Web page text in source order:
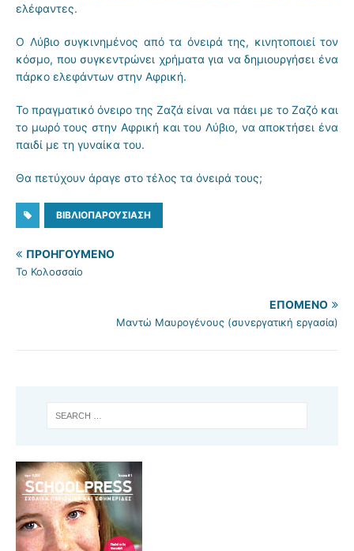
ελέφαντες.
Ο Λύβιο συγκινημένος από τα όνειρά της, κινητοποιεί τον
κόσμο, που συγκεντρώνει χρήματα για να δημιουργήσει ένα
πάρκο ελεφάντων στην Αφρική.
Το πραγματικό όνειρο της Ζαζά είναι να πάει με το Ζαζό και
το μωρό τους στην Αφρική και του Λύβιο, να αποκτήσει ένα
παιδί με τη γυναίκα του.
Θα πετύχουν άραγε στο τέλος τα όνειρά τους;
ΒΙΒΛΙΟΠΑΡΟΥΣΊΑΣΗ
ΠΡΟΗΓΟΎΜΕΝΟ
Το Κολοσσαίο
ΕΠΌΜΕΝΟ
Μαντώ Μαυρογένους (συνεργατική εργασία)